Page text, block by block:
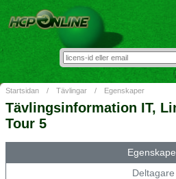
Startsidan / Tävlingar / Egenskaper
Tävlingsinformation IT,
Tour 5
Deltagare